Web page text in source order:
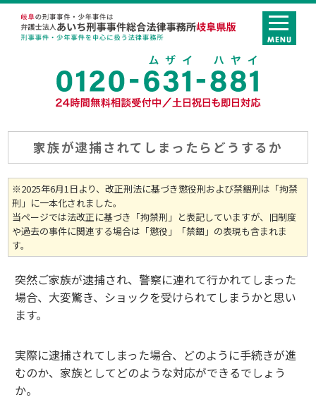
家族が逮捕されてしまったらどうするか
※2025年6月1日より、改正刑法に基づき懲役刑および禁錮刑は「拘禁
刑」に一本化されました。
当ページでは法改正に基づき「拘禁刑」と表記していますが、旧制度
や過去の事件に関連する場合は「懲役」「禁錮」の表現も含まれま
す。
突然ご家族が逮捕され、警察に連れて行かれてしまった
場合、大変驚き、ショックを受けられてしまうかと思い
ます。
実際に逮捕されてしまった場合、どのように手続きが進
むのか、家族としてどのような対応ができるでしょう
か。